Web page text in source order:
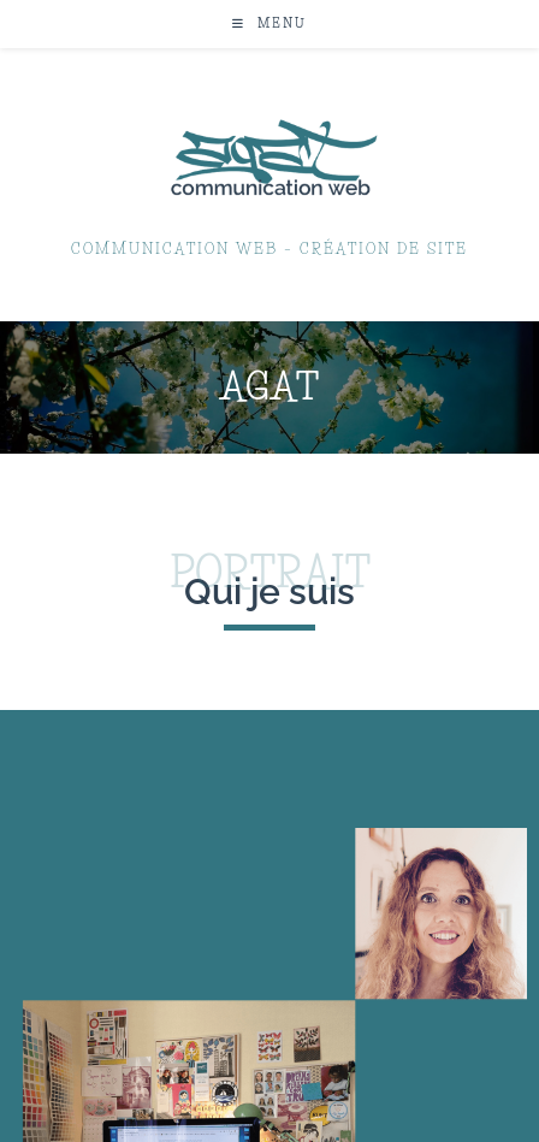
MENU
COMMUNICATION WEB – CRÉATION DE SITE
AGAT
Qui je suis
PORTRAIT